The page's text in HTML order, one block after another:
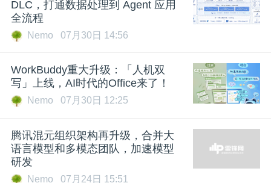
DLC，打通数据处理到 Agent 应用
全流程
Nemo 07月30日 14:56
WorkBuddy重大升级：「人机双
写」上线，AI时代的Office来了！
Nemo 07月30日 12:25
腾讯混元组织架构再升级，合并大
语言模型和多模态团队，加速模型
研发
Nemo 07月24日 15:51